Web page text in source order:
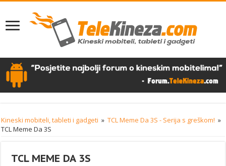
Kineski mobiteli, tableti i gadgeti » TCL Meme Da 3S - Serija s greškom! »
TCL Meme Da 3S
TCL MEME DA 3S